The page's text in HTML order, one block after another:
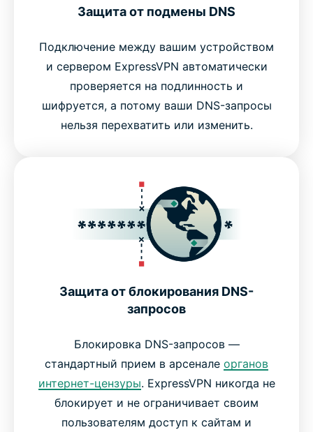
Защита от подмены DNS
Подключение между вашим устройством
и сервером ExpressVPN автоматически
проверяется на подлинность и
шифруется, а потому ваши DNS-запросы
нельзя перехватить или изменить.
Защита от блокирования DNS-
запросов
Блокировка DNS-запросов —
стандартный прием в арсенале органов
интернет-цензуры. ExpressVPN никогда не
блокирует и не ограничивает своим
пользователям доступ к сайтам и